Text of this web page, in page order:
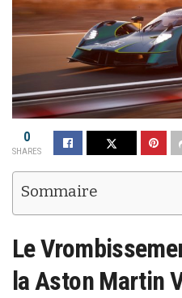
0
SHARES
Sommaire
Le
laAston Martin